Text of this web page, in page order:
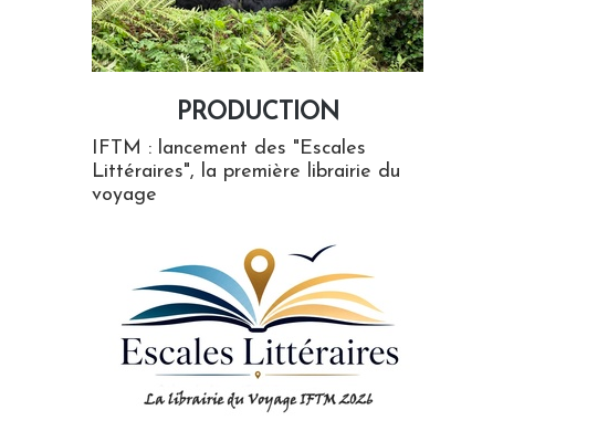
PRODUCTION
IFTM : lancement des "Escales
Littéraires", la première librairie du
voyage